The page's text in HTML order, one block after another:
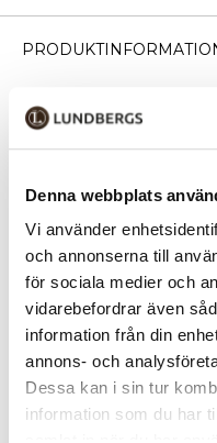
Denna webbplats
Vi använder
och annonserna till
för sociala medier och
vidarebefordrar även
information från din
annons- och
Dessa kan i sin tur
information som du har
väskorna från North Pioneer
och nordisk natur.
Väskan har ett rejält
gör den lätt att rulla åt alla
samt TSA-kodlås ger bra
blixtlåsfickor och ett korsband
tillverkad av polypropylen,
Vi rekommenderar att du
information om storlek/mått